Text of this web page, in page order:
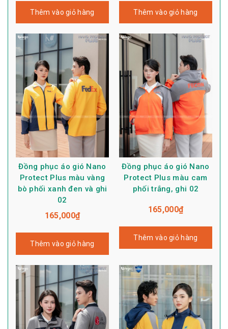
Thêm vào giỏ hàng Thêm vào giỏ hàng
Đồng phục áo gió Nano
Protect Plus màu vàng
bò phối xanh đen và ghi
02
165,000₫
Thêm vào giỏ hàng
Đồng phục áo gió Nano
Protect Plus màu cam
phối trắng, ghi 02
165,000₫
Thêm vào giỏ hàng